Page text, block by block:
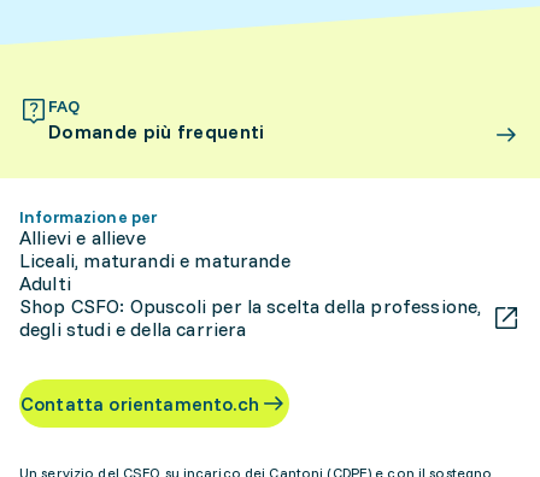
FAQ
Domande più frequenti
Informazione per
Allievi e allieve
Liceali, maturandi e maturande
Adulti
Shop CSFO: Opuscoli per la scelta della professione,
degli studi e della carriera
Contatta orientamento.ch
Un servizio del CSFO su incarico dei Cantoni (CDPE) e con il sostegno